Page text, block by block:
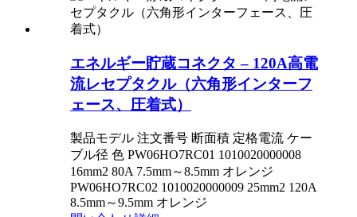
エネルギー貯蔵コネクタ – 120A高電
流レセプタクル（六角形インターフ
ェース、圧着式）
製品モデル 注文番号 断面積 定格電流 ケー
ブル径 色 PW06HO7RC01 1010020000008
16mm2 80A 7.5mm～8.5mm オレンジ
PW06HO7RC02 1010020000009 25mm2 120A
8.5mm～9.5mm オレンジ